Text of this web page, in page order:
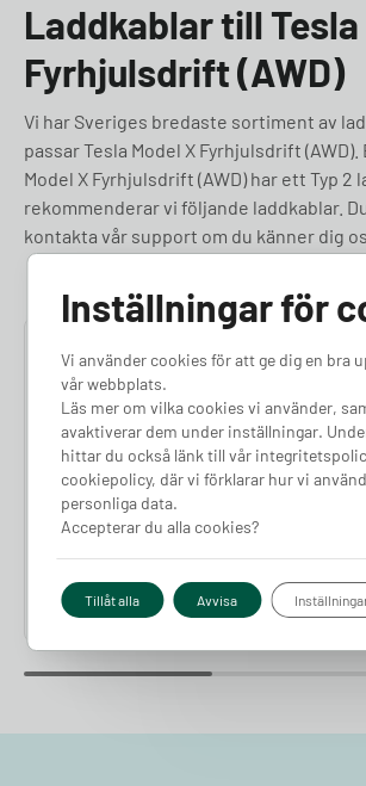
Laddkablar till Tesla
Fyrhjulsdrift (AWD)
Vi har Sveriges bredaste sortiment av
passar Tesla Model X Fyrhjulsdrift
Model X Fyrhjulsdrift (AWD) har ett Typ 2
rekommenderar vi följande laddkablar.
kontakta vår support om du känner dig
Tesla Laddkabel 5-10m
(11kW)
Finns i lager
Pris från
4 090kr
Finns
Pris från
4
Inställningar för
Vi använder cookies för att ge dig en bra
vår webbplats.
Läs mer om vilka cookies vi använder,
avaktiverar dem under inställningar.
hittar du också länk till vår
cookiepolicy, där vi förklarar hur vi
personliga data.
Accepterar du alla cookies?
Tillåt alla Avvisa